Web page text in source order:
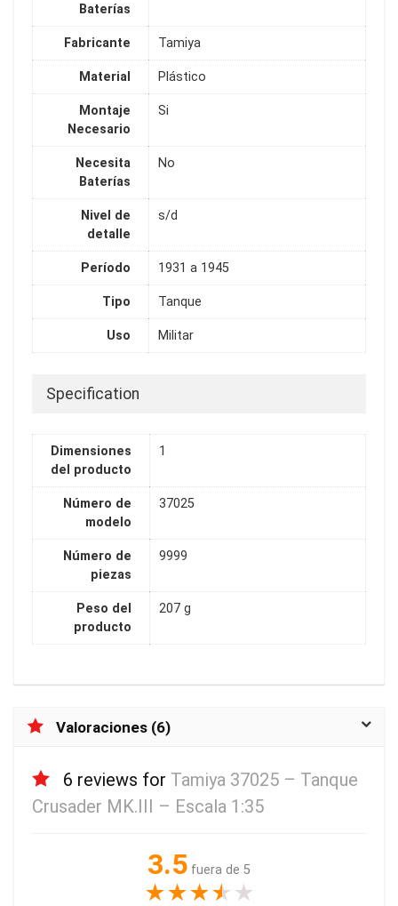
Baterías
Fabricante Tamiya
Material Plástico
Montaje
Necesario
Si
Necesita
Baterías
No
Nivel de
detalle
s/d
Período 1931 a 1945
Tipo Tanque
Uso Militar
Specification
Dimensiones
del producto
1
Número de
modelo
37025
Número de
piezas
9999
Peso del
producto
207 g
Valoraciones (6)
6 reviews for Tamiya 37025 – Tanque
Crusader MK.III – Escala 1:35
3.5 fuera de 5
★★★★ ★